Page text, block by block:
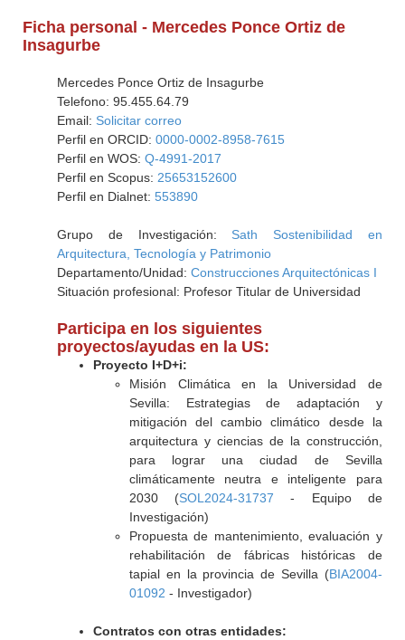
Ficha personal - Mercedes Ponce Ortiz de
Insagurbe
Mercedes Ponce Ortiz de Insagurbe
Telefono: 95.455.64.79
Email: Solicitar correo
Perfil en ORCID: 0000-0002-8958-7615
Perfil en WOS: Q-4991-2017
Perfil en Scopus: 25653152600
Perfil en Dialnet: 553890
Grupo de Investigación: Sath Sostenibilidad en
Arquitectura, Tecnología y Patrimonio
Departamento/Unidad: Construcciones Arquitectónicas I
Situación profesional: Profesor Titular de Universidad
Participa en los siguientes
proyectos/ayudas en la US:
Proyecto I+D+i:
Misión Climática en la Universidad de
Sevilla: Estrategias de adaptación y
mitigación del cambio climático desde la
arquitectura y ciencias de la construcción,
para lograr una ciudad de Sevilla
climáticamente neutra e inteligente para
2030 (SOL2024-31737 - Equipo de
Investigación)
Propuesta de mantenimiento, evaluación y
rehabilitación de fábricas históricas de
tapial en la provincia de Sevilla (BIA2004-
01092 - Investigador)
Contratos con otras entidades: